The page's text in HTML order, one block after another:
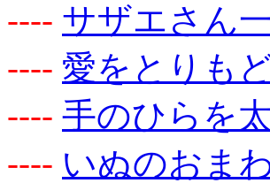
---- サザエさん
---- 愛をとりも
---- 手のひらを
---- いぬのおま